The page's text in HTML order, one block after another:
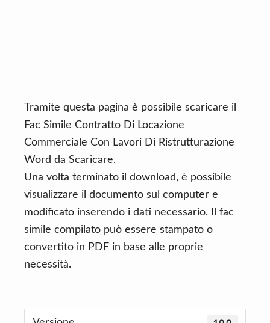
Tramite questa pagina è possibile scaricare il
Fac Simile Contratto Di Locazione
Commerciale Con Lavori Di Ristrutturazione
Word da Scaricare.
Una volta terminato il download, è possibile
visualizzare il documento sul computer e
modificato inserendo i dati necessario. Il fac
simile compilato può essere stampato o
convertito in PDF in base alle proprie
necessità.